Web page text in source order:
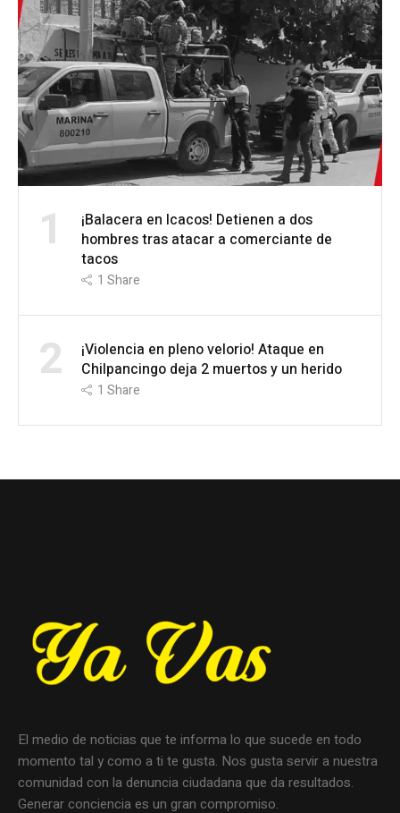
1
¡Balacera en Icacos! Detienen a dos
hombres tras atacar a comerciante de
tacos
1 Share
2
¡Violencia en pleno velorio! Ataque en
Chilpancingo deja 2 muertos y un herido
1 Share
El medio de noticias que te informa lo que sucede en todo
momento tal y como a ti te gusta. Nos gusta servir a nuestra
comunidad con la denuncia ciudadana que da resultados.
Generar conciencia es un gran compromiso.